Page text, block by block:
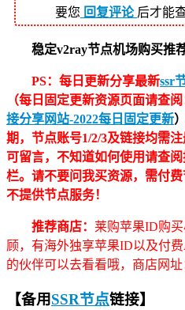
要您 回复评论 后才能
稳定v2ray节点机场购买推荐
PS：每日更新分享最新ssr
（每日固定更新资源页面请查阅
接分享网站-2022每日固定更新）
期，节点账号1/2/3及链接均需
可留言，不知道如何使用请查
栏。请不要问我买资源，需付
不提供节点服务！
推荐商店： 莱购苹果ID购
顾，有海外独享苹果ID以及付
的伙伴可以去看看哦，商店网址
【备用SSR节点链接】